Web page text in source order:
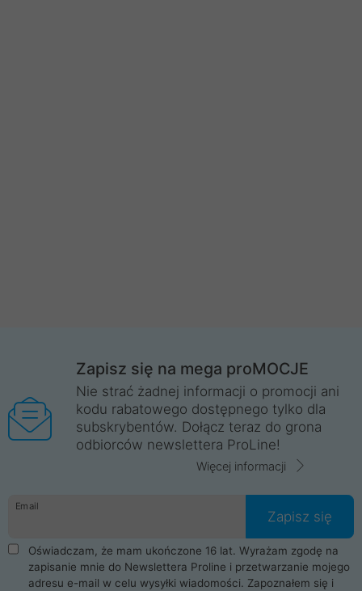
Zapisz się na mega proMOCJE
Nie strać żadnej informacji o promocji ani
kodu rabatowego dostępnego tylko dla
subskrybentów. Dołącz teraz do grona
odbiorców newslettera ProLine!
Więcej informacji
Email
Zapisz się
Oświadczam, że mam ukończone 16 lat. Wyrażam zgodę na
zapisanie mnie do Newslettera Proline i przetwarzanie mojego
adresu e-mail w celu wysyłki wiadomości. Zapoznałem się i